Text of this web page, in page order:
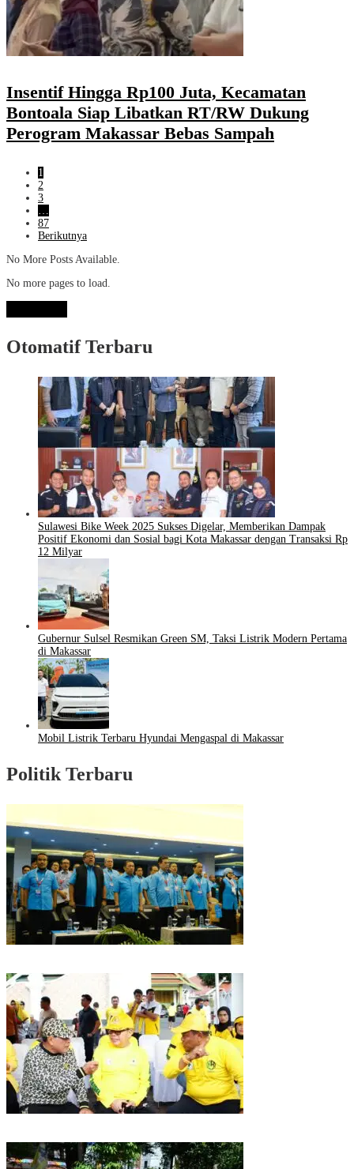
Insentif Hingga Rp100 Juta, Kecamatan
Bontoala Siap Libatkan RT/RW Dukung
Perogram Makassar Bebas Sampah
1
2
3
…
87
Berikutnya
No More Posts Available.
No more pages to load.
Otomatif Terbaru
Sulawesi Bike Week 2025 Sukses Digelar, Memberikan Dampak
Positif Ekonomi dan Sosial bagi Kota Makassar dengan Transaksi Rp
12 Milyar
Gubernur Sulsel Resmikan Green SM, Taksi Listrik Modern Pertama
di Makassar
Mobil Listrik Terbaru Hyundai Mengaspal di Makassar
Politik Terbaru